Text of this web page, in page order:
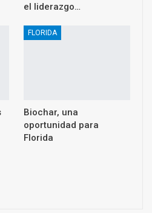
el liderazgo…
FLORIDA
Biochar, una
oportunidad para
Florida